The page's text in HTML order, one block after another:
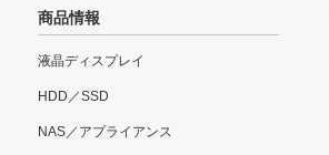
商品情報
液晶ディスプレイ
HDD／SSD
NAS／アプライアンス